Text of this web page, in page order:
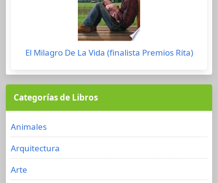
El Milagro De La Vida (finalista Premios Rita)
Categorías de Libros
Animales
Arquitectura
Arte